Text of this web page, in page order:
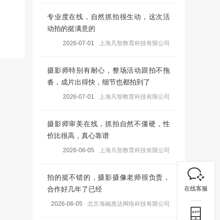
专业度在线，自然抓拍很生动，这次活
动拍的挺满意的
2026-07-01 上海凡智教育科技有限公司
摄影师特别有耐心，整场活动跟拍不拖
沓，成片出得快，细节也都拍到了
2026-07-01 上海凡智教育科技有限公司
摄影师审美在线，抓拍自然不僵硬，性
价比很高，真心靠谱
2026-06-05 上海凡智教育科技有限公司
拍的挺不错的，摄影摄像老师很负责，
合作好几年了已经
2026-06-05 北京海融惠达网络科技有限公司
在线客服